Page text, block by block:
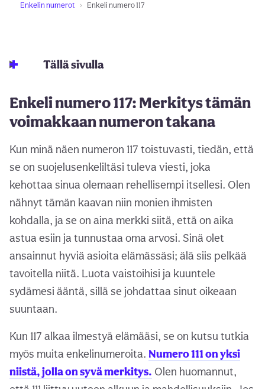
Enkelin numerot Enkeli numero 117
Tällä sivulla
Enkeli numero 117: Merkitys tämän
voimakkaan numeron takana
Kun minä näen numeron 117 toistuvasti, tiedän, että
se on suojelusenkeliltäsi tuleva viesti, joka
kehottaa sinua olemaan rehellisempi itsellesi. Olen
nähnyt tämän kaavan niin monien ihmisten
kohdalla, ja se on aina merkki siitä, että on aika
astua esiin ja tunnustaa oma arvosi. Sinä olet
ansainnut hyviä asioita elämässäsi; älä siis pelkää
tavoitella niitä. Luota vaistoihisi ja kuuntele
sydämesi ääntä, sillä se johdattaa sinut oikeaan
suuntaan.
Kun 117 alkaa ilmestyä elämääsi, se on kutsu tutkia
myös muita enkelinumeroita. Numero 111 on yksi
niistä, jolla on syvä merkitys. Olen huomannut,